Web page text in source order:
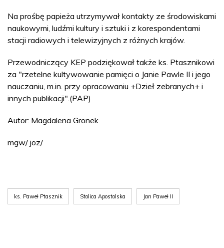
Na prośbę papieża utrzymywał kontakty ze środowiskami
naukowymi, ludźmi kultury i sztuki i z korespondentami
stacji radiowych i telewizyjnych z różnych krajów.
Przewodniczący KEP podziękował także ks. Ptasznikowi
za "rzetelne kultywowanie pamięci o Janie Pawle II i jego
nauczaniu, m.in. przy opracowaniu +Dzieł zebranych+ i
innych publikacji".(PAP)
Autor: Magdalena Gronek
mgw/ joz/
ks. Paweł Ptasznik Stolica Apostolska Jan Paweł II